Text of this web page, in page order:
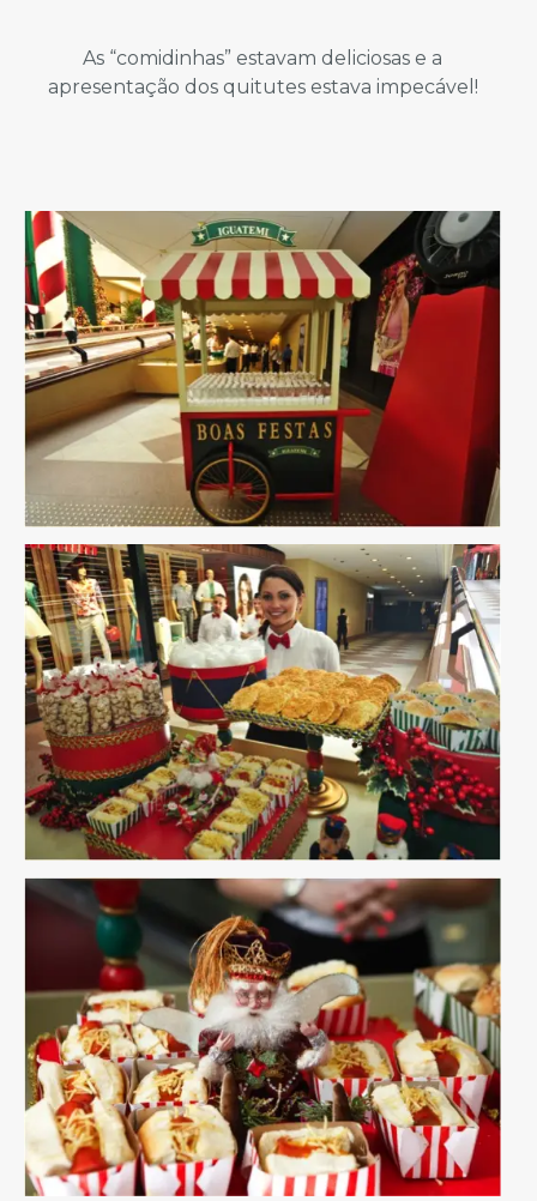
As “comidinhas” estavam deliciosas e a
apresentação dos quitutes estava impecável!